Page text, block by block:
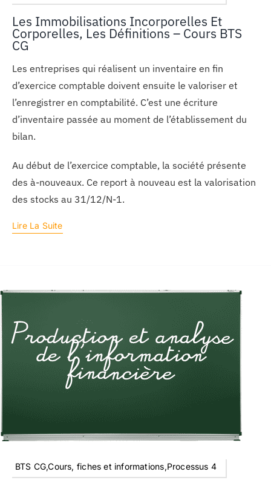
Les Immobilisations Incorporelles Et
Corporelles, Les Définitions – Cours BTS
CG
Les entreprises qui réalisent un inventaire en fin
d’exercice comptable doivent ensuite le valoriser et
l’enregistrer en comptabilité. C’est une écriture
d’inventaire passée au moment de l’établissement du
bilan.
Au début de l’exercice comptable, la société présente
des à-nouveaux. Ce report à nouveau est la valorisation
des stocks au 31/12/N-1.
Lire La Suite
BTS CG,Cours, fiches et informations,Processus 4